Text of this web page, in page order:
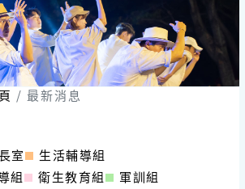
最新消息
室
生活輔導組
組
衛生教育組
軍訓組